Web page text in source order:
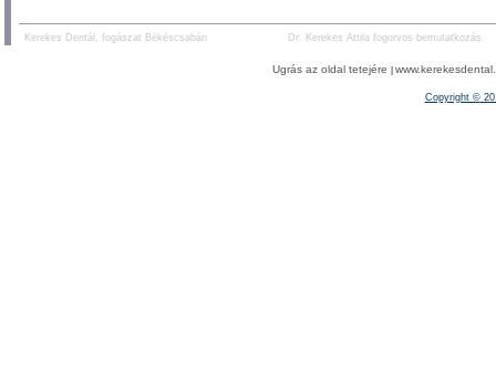
Kerekes Dentál, fogászat Békéscsabán Dr. Kerekes Attila fogorvos bemutatkozás
Ugrás az oldal tetejére
Copyright ©